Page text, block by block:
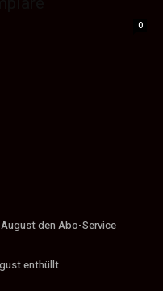
0
den Abo-Service
enthüllt